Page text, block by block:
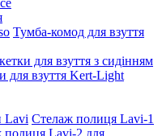
Тумба-комод для взуття
для взуття з сидінням
для взуття Kert-Light
Lavi Стелаж полиця Lavi-1
полиця Lavi-2 для